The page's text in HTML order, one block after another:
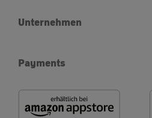
Unternehmen
Payments